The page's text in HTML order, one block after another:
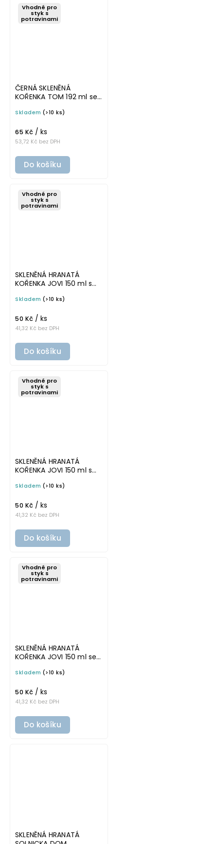
Vhodné pro
styk s
potravinami
ČERNÁ SKLENĚNÁ
KOŘENKA TOM 192 ml se
Skladem (>10 ks)
53,72 Kč bez DPH
65 Kč / ks
Do košíku
Vhodné pro
styk s
potravinami
SKLENĚNÁ HRANATÁ
KOŘENKA JOVI 150 ml s
Skladem (>10 ks)
41,32 Kč bez DPH
50 Kč / ks
Do košíku
Vhodné pro
styk s
potravinami
SKLENĚNÁ HRANATÁ
KOŘENKA JOVI 150 ml s
Skladem (>10 ks)
41,32 Kč bez DPH
50 Kč / ks
Do košíku
Vhodné pro
styk s
potravinami
SKLENĚNÁ HRANATÁ
KOŘENKA JOVI 150 ml se
Skladem (>10 ks)
41,32 Kč bez DPH
50 Kč / ks
Do košíku
SKLENĚNÁ HRANATÁ